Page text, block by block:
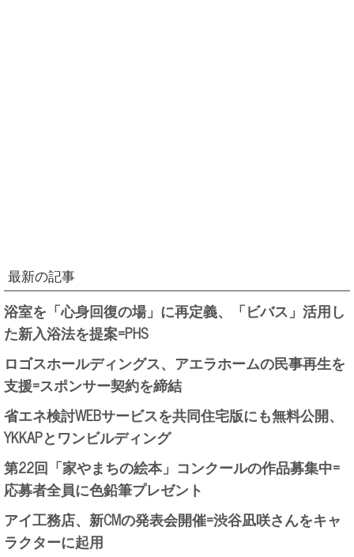
最新の記事
浴室を「心身回復の場」に再定義、「ビバス」活用し
た新入浴法を提案=PHS
ロゴスホールディングス、アエラホームの民事再生を
支援=スポンサー契約を締結
省エネ検討WEBサービスを共同住宅版にも無料公開、
YKKAPとワンビルディング
第22回「家やまちの絵本」コンクールの作品募集中=
応募者全員に色鉛筆プレゼント
アイ工務店、新CMの発表会開催=渋谷凪咲さんをキャ
ラクターに起用